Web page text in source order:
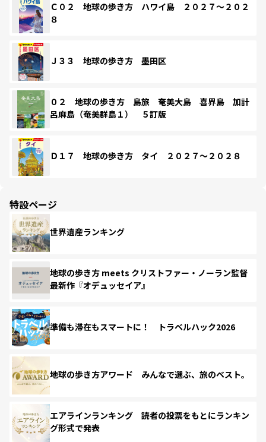
Ｃ０２ 地球の歩き方 ハワイ島 ２０２７～２０２
８
Ｊ３３ 地球の歩き方 墨田区
０２ 地球の歩き方 島旅 奄美大島 喜界島 加計
呂麻島（奄美群島１） ５訂版
Ｄ１７ 地球の歩き方 タイ ２０２７～２０２８
特設ページ
世界遺産ランキング
地球の歩き方 meets クリストファー・ノーラン監督
最新作『オデュッセイア』
準備も滞在もスマートに！ トラベルハック2026
地球の歩き方アワード みんなで選ぶ、旅のベスト。
エアラインランキング 読者の投票をもとにランキン
グ形式で発表